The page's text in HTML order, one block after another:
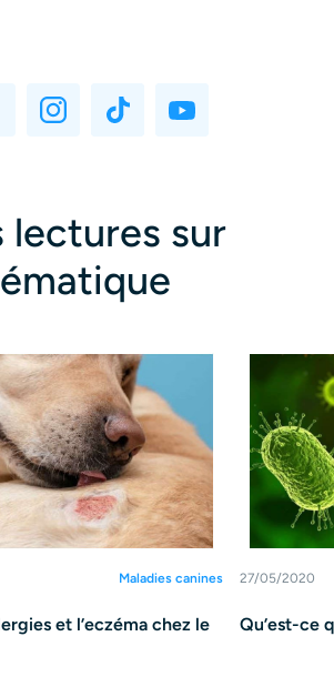
lectures sur
Maladies canines
et l’eczéma chez le
27/05/2020
Qu’est-ce